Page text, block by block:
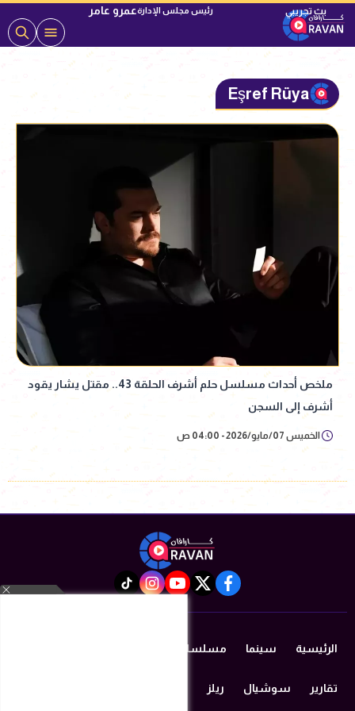
رئيس مجلس الإدارةعمرو عامر
Eşref Rüya
ملخص أحداث مسلسل حلم أشرف الحلقة 43.. مقتل يشار يقود
أشرف إلى السجن
الخميس 07/مايو/2026 - 04:00 ص
facebook
twitter
youtube
instagram
tiktok
الرئيسية سينما مسلسلات رمضان 2026
تقارير سوشيال ريلز